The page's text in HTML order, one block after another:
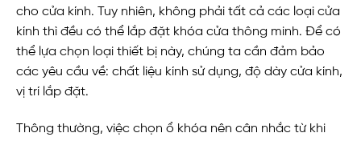
cho cửa kính. Tuy nhiên, không phải tất cả các loại cửa
kính thì đều có thể lắp đặt khóa cửa thông minh. Để có
thể lựa chọn loại thiết bị này, chúng ta cần đảm bảo
các yêu cầu về: chất liệu kính sử dụng, độ dày cửa kính,
vị trí lắp đặt.
Thông thường, việc chọn ổ khóa nên cân nhắc từ khi